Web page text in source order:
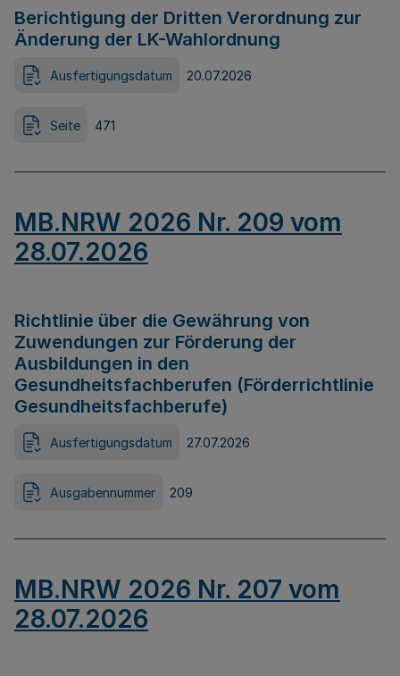
Berichtigung der Dritten Verordnung zur
Änderung der LK-Wahlordnung
Ausfertigungsdatum 20.07.2026
Seite 471
MB.NRW 2026 Nr. 209 vom
28.07.2026
Richtlinie über die Gewährung von
Zuwendungen zur Förderung der
Ausbildungen in den
Gesundheitsfachberufen (Förderrichtlinie
Gesundheitsfachberufe)
Ausfertigungsdatum 27.07.2026
Ausgabennummer 209
MB.NRW 2026 Nr. 207 vom
28.07.2026